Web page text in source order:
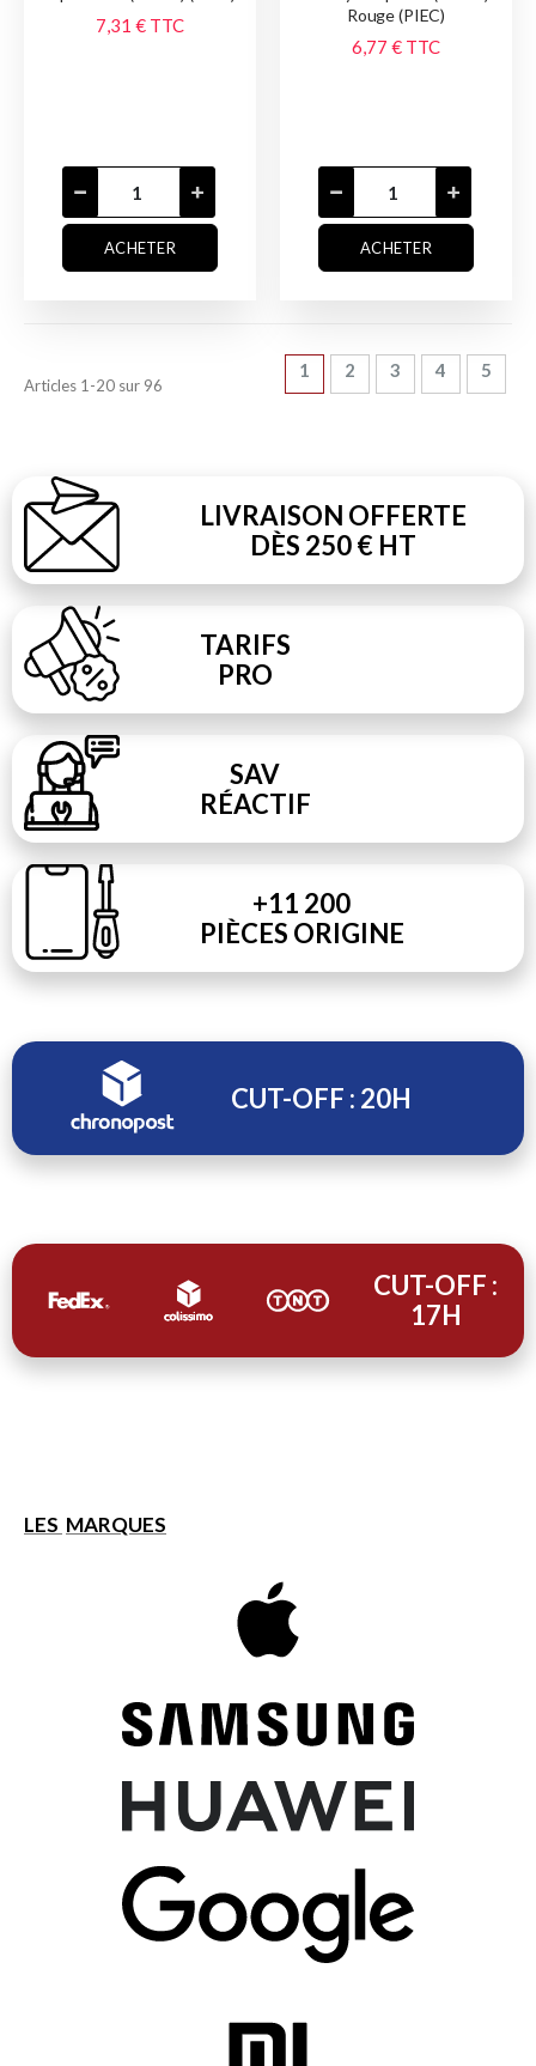
7,31 € TTC
ACHETER
Rouge (PIEC)
6,77 € TTC
ACHETER
Articles 1 -20 sur 96
PageVous lisez actuellement la
1 Page
2 Page
3 Page
4 Page
5
LIVRAISON OFFERTE
DÈS 250 € HT
TARIFS
PRO
SAV
RÉACTIF
+11 200
PIÈCES ORIGINE
CUT-OFF : 20H
CUT-OFF :
17H
LES MARQUES